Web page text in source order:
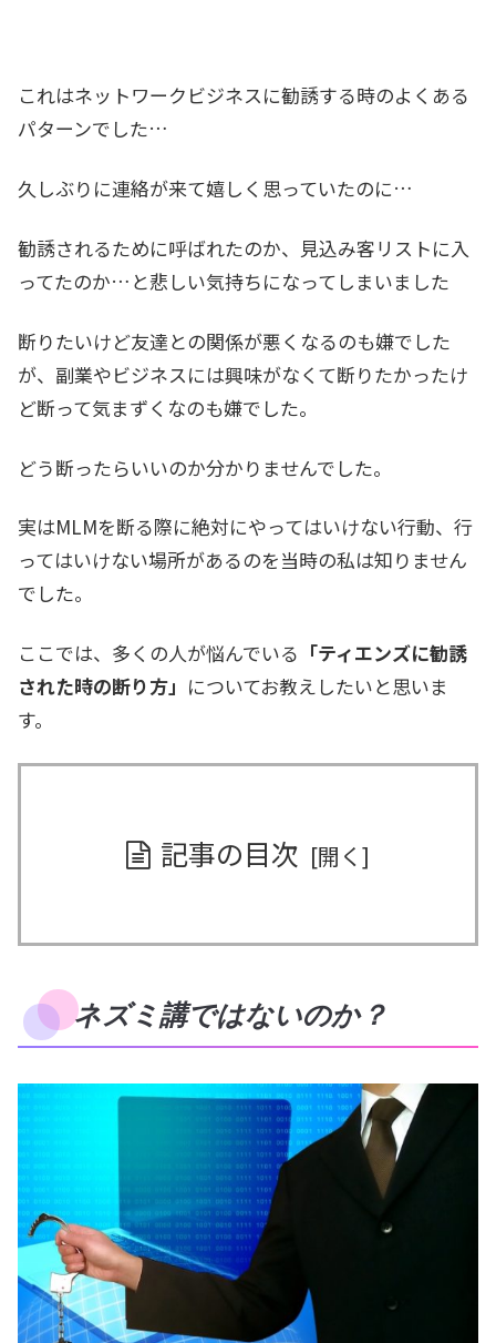
これはネットワークビジネスに勧誘する時のよくある
パターンでした…
久しぶりに連絡が来て嬉しく思っていたのに…
勧誘されるために呼ばれたのか、見込み客リストに入
ってたのか…と悲しい気持ちになってしまいました
断りたいけど友達との関係が悪くなるのも嫌でした
が、副業やビジネスには興味がなくて断りたかったけ
ど断って気まずくなのも嫌でした。
どう断ったらいいのか分かりませんでした。
実はMLMを断る際に絶対にやってはいけない行動、行
ってはいけない場所があるのを当時の私は知りません
でした。
ここでは、多くの人が悩んでいる 「ティエンズに勧誘
された時の断り方」 についてお教えしたいと思いま
す。
記事の目次
ネズミ講ではないのか？